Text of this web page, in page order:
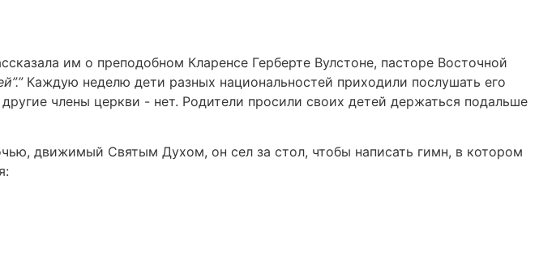
им о преподобном Кларенсе Герберте Вулстоне, пасторе Восточной
Каждую неделю дети разных национальностей приходили послушать его
члены церкви - нет. Родители просили своих детей держаться подальше
движимый Святым Духом, он сел за стол, чтобы написать гимн, в котором